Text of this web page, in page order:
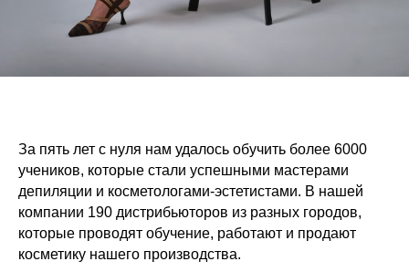
За пять лет с нуля нам удалось обучить более 6000
учеников, которые стали успешными мастерами
депиляции и косметологами-эстетистами. В нашей
компании 190 дистрибьюторов из разных городов,
которые проводят обучение, работают и продают
косметику нашего производства.